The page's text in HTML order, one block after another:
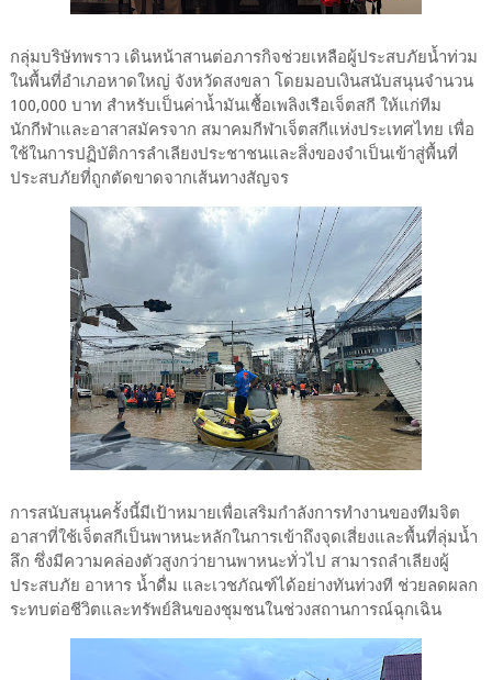
กลุ่มบริษัทพราว เดินหน้าสานต่อภารกิจช่วยเหลือผู้ประสบภัยน้ำท่วม
ในพื้นที่อำเภอหาดใหญ่ จังหวัดสงขลา โดยมอบเงินสนับสนุนจำนวน
100,000 บาท สำหรับเป็นค่าน้ำมันเชื้อเพลิงเรือเจ็ตสกี ให้แก่ทีม
นักกีฬาและอาสาสมัครจาก สมาคมกีฬาเจ็ตสกีแห่งประเทศไทย เพื่อ
ใช้ในการปฏิบัติการลำเลียงประชาชนและสิ่งของจำเป็นเข้าสู่พื้นที่
ประสบภัยที่ถูกตัดขาดจากเส้นทางสัญจร
การสนับสนุนครั้งนี้มีเป้าหมายเพื่อเสริมกำลังการทำงานของทีมจิต
อาสาที่ใช้เจ็ตสกีเป็นพาหนะหลักในการเข้าถึงจุดเสี่ยงและพื้นที่ลุ่มน้ำ
ลึก ซึ่งมีความคล่องตัวสูงกว่ายานพาหนะทั่วไป สามารถลำเลียงผู้
ประสบภัย อาหาร น้ำดื่ม และเวชภัณฑ์ได้อย่างทันท่วงที ช่วยลดผลก
ระทบต่อชีวิตและทรัพย์สินของชุมชนในช่วงสถานการณ์ฉุกเฉิน